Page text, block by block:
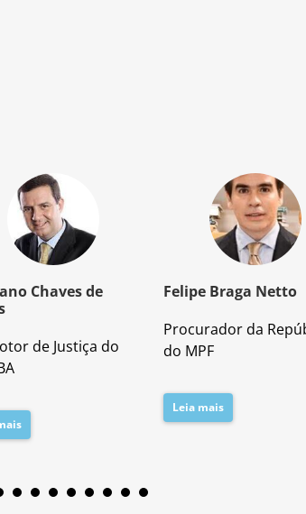
Chaves de
de Justiça do
Felipe Braga Netto
Procurador da
do MPF
Leia mais
1 2